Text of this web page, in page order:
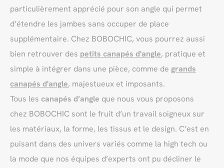
particulièrement apprécié pour son angle qui permet
d’étendre les jambes sans occuper de place
supplémentaire. Chez BOBOCHIC, vous pourrez aussi
bien retrouver des petits canapés d'angle, pratique et
simple à intégrer dans une pièce, comme de grands
canapés d'angle, majestueux et imposants.
Tous les canapés d’angle que nous vous proposons
chez BOBOCHIC sont le fruit d’un travail soigneux sur
les matériaux, la forme, les tissus et le design. C’est en
puisant dans des univers variés comme la high tech ou
la mode que nos équipes d’experts ont pu décliner le